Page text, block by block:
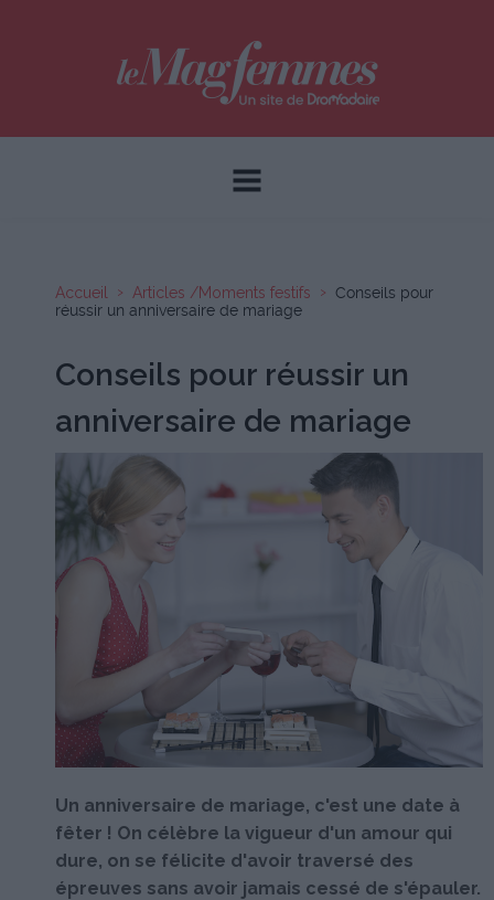
Accueil Articles /Moments festifs
Conseils pour
réussir un anniversaire de mariage
Conseils pour réussir un
anniversaire de mariage
Un anniversaire de mariage, c'est une date à
fêter ! On célèbre la vigueur d'un amour qui
dure, on se félicite d'avoir traversé des
épreuves sans avoir jamais cessé de s'épauler.